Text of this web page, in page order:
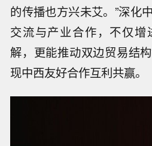
的传播也方兴未艾。”深化
交流与产业合作，不仅增
解，更能推动双边贸易结
现中西友好合作互利共赢。